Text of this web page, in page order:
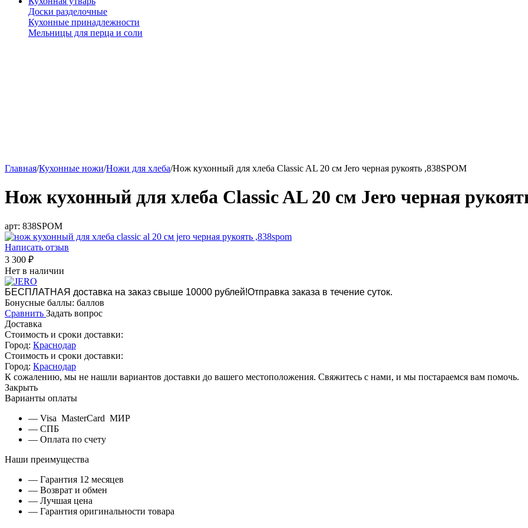
Доски разделочные
Кухонные принадлежности
Мельницы для перца и соли
Главная/Кухонные ножи/Ножи для хлеба/Нож кухонный для хлеба Classic AL 20 см Jero черная рукоять ,838SPOM
Нож кухонный для хлеба Classic AL 20 см Jero черная
арт: 838SPOM
Написать отзыв
3 300 ₽
Нет в наличии
БЕСПЛАТНАЯ доставка на заказ свыше 10000 рублей!Отправка заказа в течение суток.
Бонусные баллы: баллов
Сравнить Задать вопрос
Доставка
Стоимость и сроки доставки:
Город: Краснодар
Стоимость и сроки доставки:
Город: Краснодар
К сожалению, мы не нашли вариантов доставки до вашего местоположения. Свяжитесь с нами, и мы постараемся вам помочь.
Закрыть
Варианты оплаты
— Visa MasterCard МИР
— СПБ
— Оплата по счету
Наши преимущества
— Гарантия 12 месяцев
— Возврат и обмен
— Лучшая цена
— Гарантия оригинальности товара